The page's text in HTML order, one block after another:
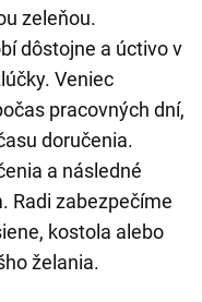
zeleňou.
dôstojne a úctivo v
Veniec
pracovných dní,
doručenia.
a následné
Radi zabezpečíme
kostola alebo
želania.